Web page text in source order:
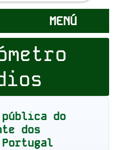
MENÚ
do
dos